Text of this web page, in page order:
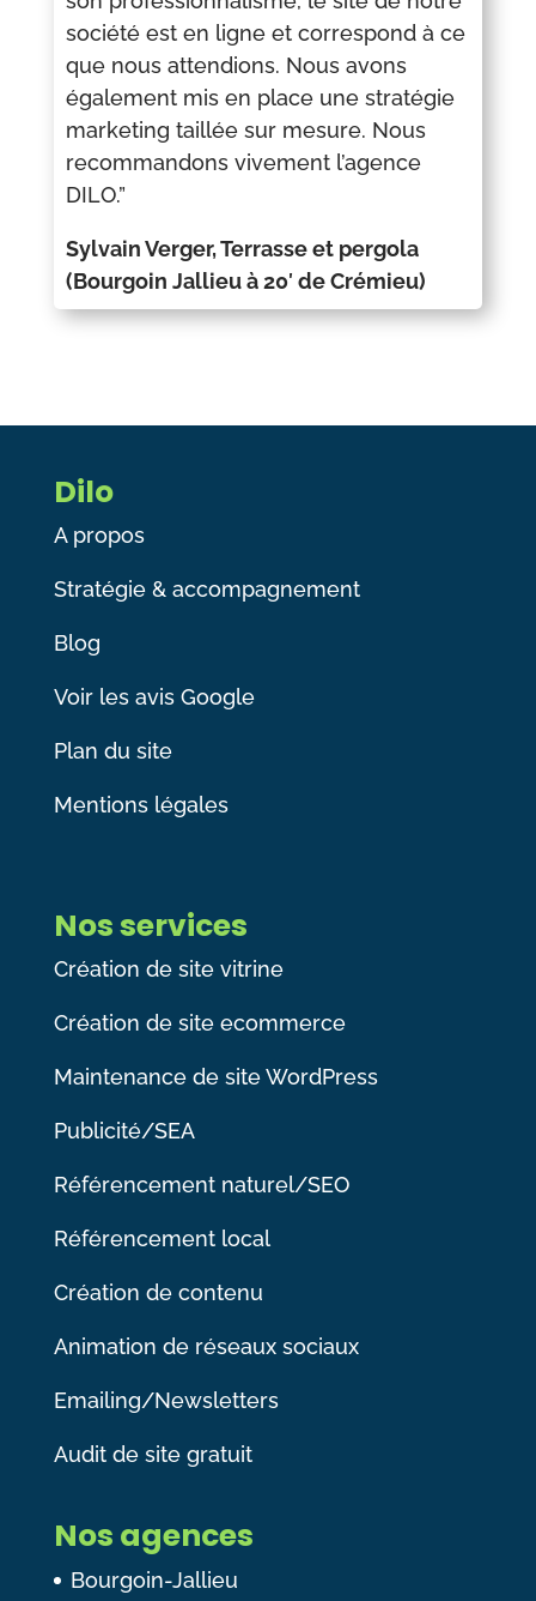
société est en ligne et correspond à ce
que nous attendions. Nous avons
également mis en place une stratégie
marketing taillée sur mesure. Nous
recommandons vivement l’agence
DILO.”
Sylvain Verger, Terrasse et pergola
(Bourgoin Jallieu à 20′ de Crémieu)
Dilo
A propos
Stratégie & accompagnement
Blog
Voir les avis Google
Plan du site
Mentions légales
Nos services
Création de site vitrine
Création de site ecommerce
Maintenance de site WordPress
Publicité/SEA
Référencement naturel/SEO
Référencement local
Création de contenu
Animation de réseaux sociaux
Emailing/Newsletters
Audit de site gratuit
Nos agences
Bourgoin-Jallieu